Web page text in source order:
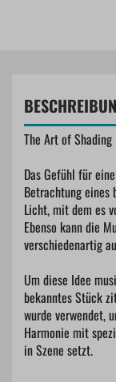
The Art of Shading
Das Gefühl für
Betrachtung eines
Licht, mit dem es
Ebenso kann die
verschiedenartig
Um diese Idee
bekanntes Stück
wurde verwendet,
Harmonie mit
in Szene setzt.